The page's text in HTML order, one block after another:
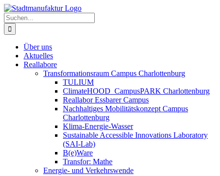
Zum
Inhalt
springen
Suche
nach:
Über uns
Aktuelles
Reallabore
Transformationsraum Campus Charlottenburg
TULIUM
ClimateHOOD_CampusPARK Charlottenburg
Reallabor Essbarer Campus
Nachhaltiges Mobilitätskonzept Campus
Charlottenburg
Klima-Energie-Wasser
Sustainable Accessible Innovations Laboratory
(SAI-Lab)
B(e)Ware
Transfor: Mathe
Energie- und Verkehrswende